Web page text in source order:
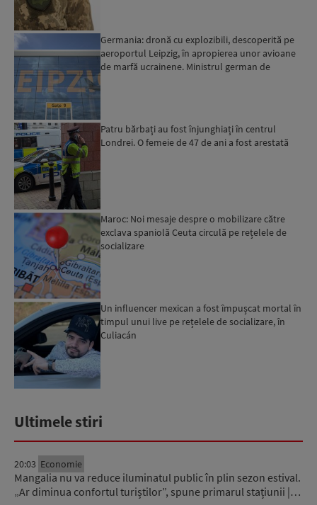
Germania: dronă cu explozibili, descoperită pe
aeroportul Leipzig, în apropierea unor avioane
de marfă ucrainene. Ministrul german de
Patru bărbați au fost înjunghiați în centrul
Londrei. O femeie de 47 de ani a fost arestată
Maroc: Noi mesaje despre o mobilizare către
exclava spaniolă Ceuta circulă pe rețelele de
socializare
Un influencer mexican a fost împușcat mortal în
timpul unui live pe rețelele de socializare, în
Culiacán
Ultimele stiri
20:03 Economie
Mangalia nu va reduce iluminatul public în plin sezon estival.
„Ar diminua confortul turiștilor”, spune primarul stațiunii |…